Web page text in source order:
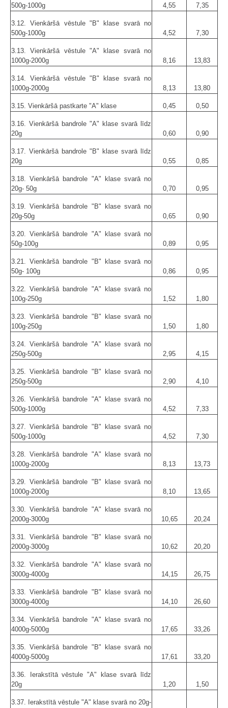
500g-1000g 4,55 7,35
3.12. Vienkāršā vēstule "B" klase svarā no
500g-1000g
4,52 7,30
3.13. Vienkāršā vēstule "A" klase svarā no
1000g-2000g
8,16 13,83
3.14. Vienkāršā vēstule "B" klase svarā no
1000g-2000g
8,13 13,80
3.15. Vienkāršā pastkarte "A" klase 0,45 0,50
3.16. Vienkāršā bandrole "A" klase svarā līdz
20g
0,60 0,90
3.17. Vienkāršā bandrole "B" klase svarā līdz
20g
0,55 0,85
3.18. Vienkāršā bandrole "A" klase svarā no
20g- 50g
0,70 0,95
3.19. Vienkāršā bandrole "B" klase svarā no
20g-50g
0,65 0,90
3.20. Vienkāršā bandrole "A" klase svarā no
50g-100g
0,89 0,95
3.21. Vienkāršā bandrole "B" klase svarā no
50g- 100g
0,86 0,95
3.22. Vienkāršā bandrole "A" klase svarā no
100g-250g
1,52 1,80
3.23. Vienkāršā bandrole "B" klase svarā no
100g-250g
1,50 1,80
3.24. Vienkāršā bandrole "A" klase svarā no
250g-500g
2,95 4,15
3.25. Vienkāršā bandrole "B" klase svarā no
250g-500g
2,90 4,10
3.26. Vienkāršā bandrole "A" klase svarā no
500g-1000g
4,52 7,33
3.27. Vienkāršā bandrole "B" klase svarā no
500g-1000g
4,52 7,30
3.28. Vienkāršā bandrole "A" klase svarā no
1000g-2000g
8,13 13,73
3.29. Vienkāršā bandrole "B" klase svarā no
1000g-2000g
8,10 13,65
3.30. Vienkāršā bandrole "A" klase svarā no
2000g-3000g
10,65 20,24
3.31. Vienkāršā bandrole "B" klase svarā no
2000g-3000g
10,62 20,20
3.32. Vienkāršā bandrole "A" klase svarā no
3000g-4000g
14,15 26,75
3.33. Vienkāršā bandrole "B" klase svarā no
3000g-4000g
14,10 26,60
3.34. Vienkāršā bandrole "A" klase svarā no
4000g-5000g
17,65 33,26
3.35. Vienkāršā bandrole "B" klase svarā no
4000g-5000g
17,61 33,20
3.36. Ierakstītā vēstule "A" klase svarā līdz
20g
1,20 1,50
3.37. Ierakstītā vēstule "A" klase svarā no 20g-